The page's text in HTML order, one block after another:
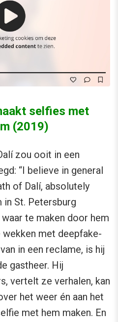
selfies met
(2019)
zou ooit in een
“I believe in general
of Dalí, absolutely
in St. Petersburg
te maken door hem
met deepfake-
in een reclame, is hij
gastheer. Hij
vertelt ze verhalen, kan
het weer én aan het
met hem maken. En